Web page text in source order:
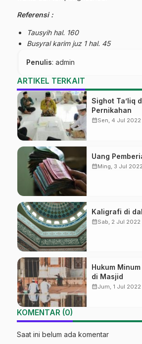
Referensi :
Tausyih hal. 160
Busyralkarim juz 1 hal. 45
Penulis: admin
ARTIKEL TERKAIT
Sighot Ta’liq
Pernikahan
calendar_monthSen, 4 Jul 2022
Uang
calendar_monthMing, 3 Jul 2022
Kaligrafi di
calendar_monthSab, 2 Jul 2022
Hukum Minum Air Yang
di Masjid
calendar_monthJum, 1 Jul 2022
KOMENTAR (0)
Saat ini belum ada komentar